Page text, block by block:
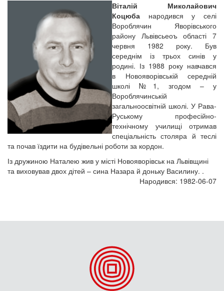
Віталій Миколайович
Коцюба народився у селі
Вороблячин Яворівського
району Львівсьеоъ області 7
червня 1982 року. Був
середнім із трьох синів у
родині. Із 1988 року навчався
в Новояворівській середній
школі №1, згодом – у
Вороблячинській
загальноосвітній школі. У Рава-
Руському професійно-
технічному училищі отримав
спеціальність столяра й теслі
та почав їздити на будівельні роботи за кордон.
Із дружиною Наталею жив у місті Новояворівськ на Львівщині
та виховував двох дітей – сина Назара й доньку Василину. .
Народився: 1982-06-07